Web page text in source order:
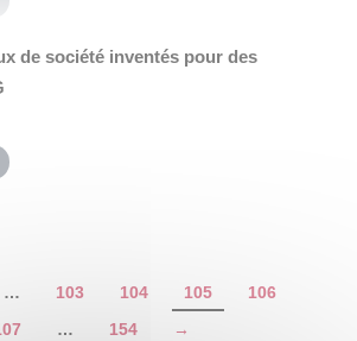
de société inventés pour des
… 103 104 105
106
… 154 →